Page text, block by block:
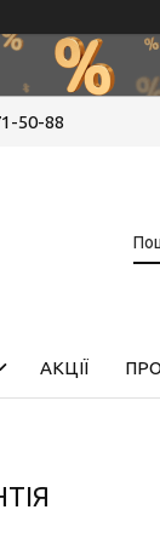
50-88
АКЦІЇ